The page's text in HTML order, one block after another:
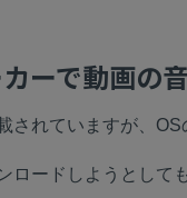
ーで動画の
されていますが、
ードしようとして